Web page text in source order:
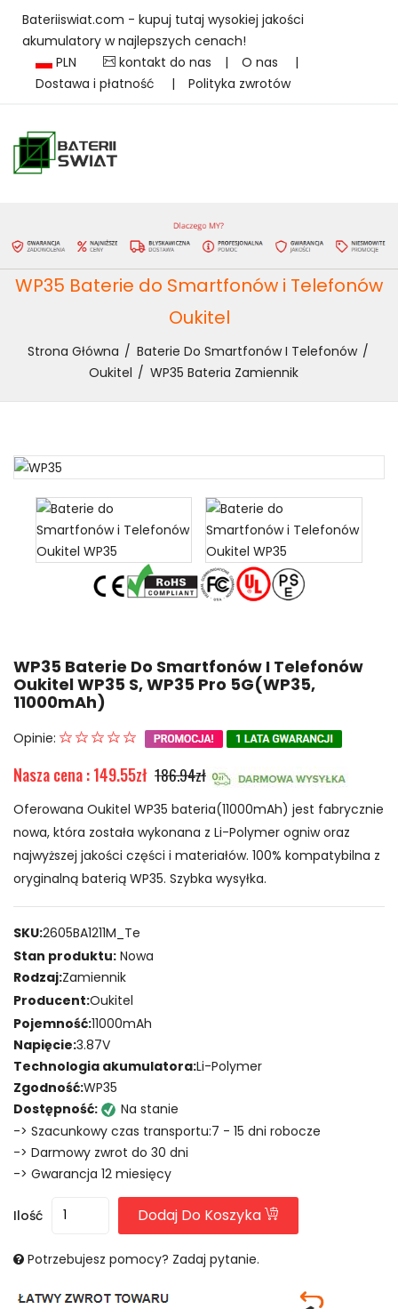
Bateriiswiat.com - kupuj tutaj wysokiej jakości
akumulatory w najlepszych cenach!
PLN
kontakt do nas | O nas
|
Dostawa i płatność
| Polityka zwrotów
WP35 Baterie do Smartfonów i Telefonów
Oukitel
Strona Główna
Baterie Do Smartfonów I Telefonów
Oukitel
WP35 Bateria Zamiennik
WP35 Baterie Do Smartfonów I Telefonów
Oukitel WP35 S, WP35 Pro 5G(WP35,
11000mAh)
Opinie:
Nasza cena : 149.55zł 186.94zł
Oferowana Oukitel WP35 bateria(11000mAh) jest fabrycznie
nowa, która została wykonana z Li-Polymer ogniw oraz
najwyższej jakości części i materiałów. 100% kompatybilna z
oryginalną baterią WP35. Szybka wysyłka.
SKU:2605BA1211M_Te
Stan produktu: Nowa
Rodzaj:Zamiennik
Producent:Oukitel
Pojemność:11000mAh
Napięcie:3.87V
Technologia akumulatora:Li-Polymer
Zgodność:WP35
Dostępność:
Na stanie
-> Szacunkowy czas transportu:7 - 15 dni robocze
-> Darmowy zwrot do 30 dni
-> Gwarancja 12 miesięcy
Ilość Dodaj Do Koszyka
Potrzebujesz pomocy? Zadaj pytanie.